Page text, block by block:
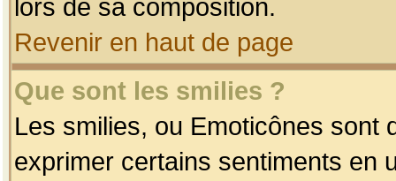
lors de sa composition.
Revenir en haut de page
Que sont les smilies ?
Les smilies, ou Emoticônes sont
exprimer certains sentiments en